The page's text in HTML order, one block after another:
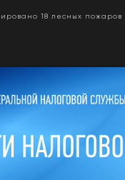
18 лесных пожаров